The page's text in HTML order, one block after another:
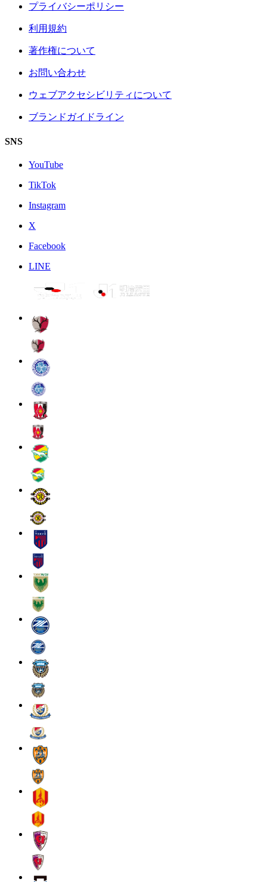
プライバシーポリシー
利用規約
著作権について
お問い合わせ
ウェブアクセシビリティについて
ブランドガイドライン
SNS
YouTube
TikTok
Instagram
X
Facebook
LINE